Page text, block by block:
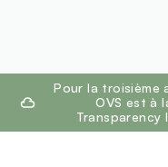
footer.ariatitlePour la troisième
OVS est à
Transparency